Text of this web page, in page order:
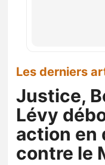
Les derniers
Justice,
Lévy
action en
contre le